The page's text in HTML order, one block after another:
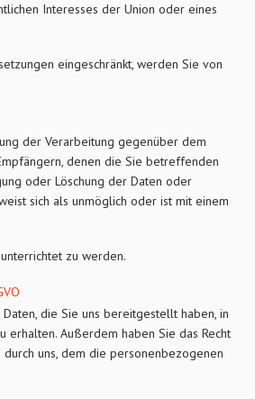
Interesses der Union oder eines
eingeschränkt, werden Sie von
der Verarbeitung gegenüber dem
denen die Sie betreffenden
oder Löschung der Daten oder
sich als unmöglich oder ist mit einem
zu werden.
die Sie uns bereitgestellt haben, in
erhalten. Außerdem haben Sie das Recht
uns, dem die personenbezogenen